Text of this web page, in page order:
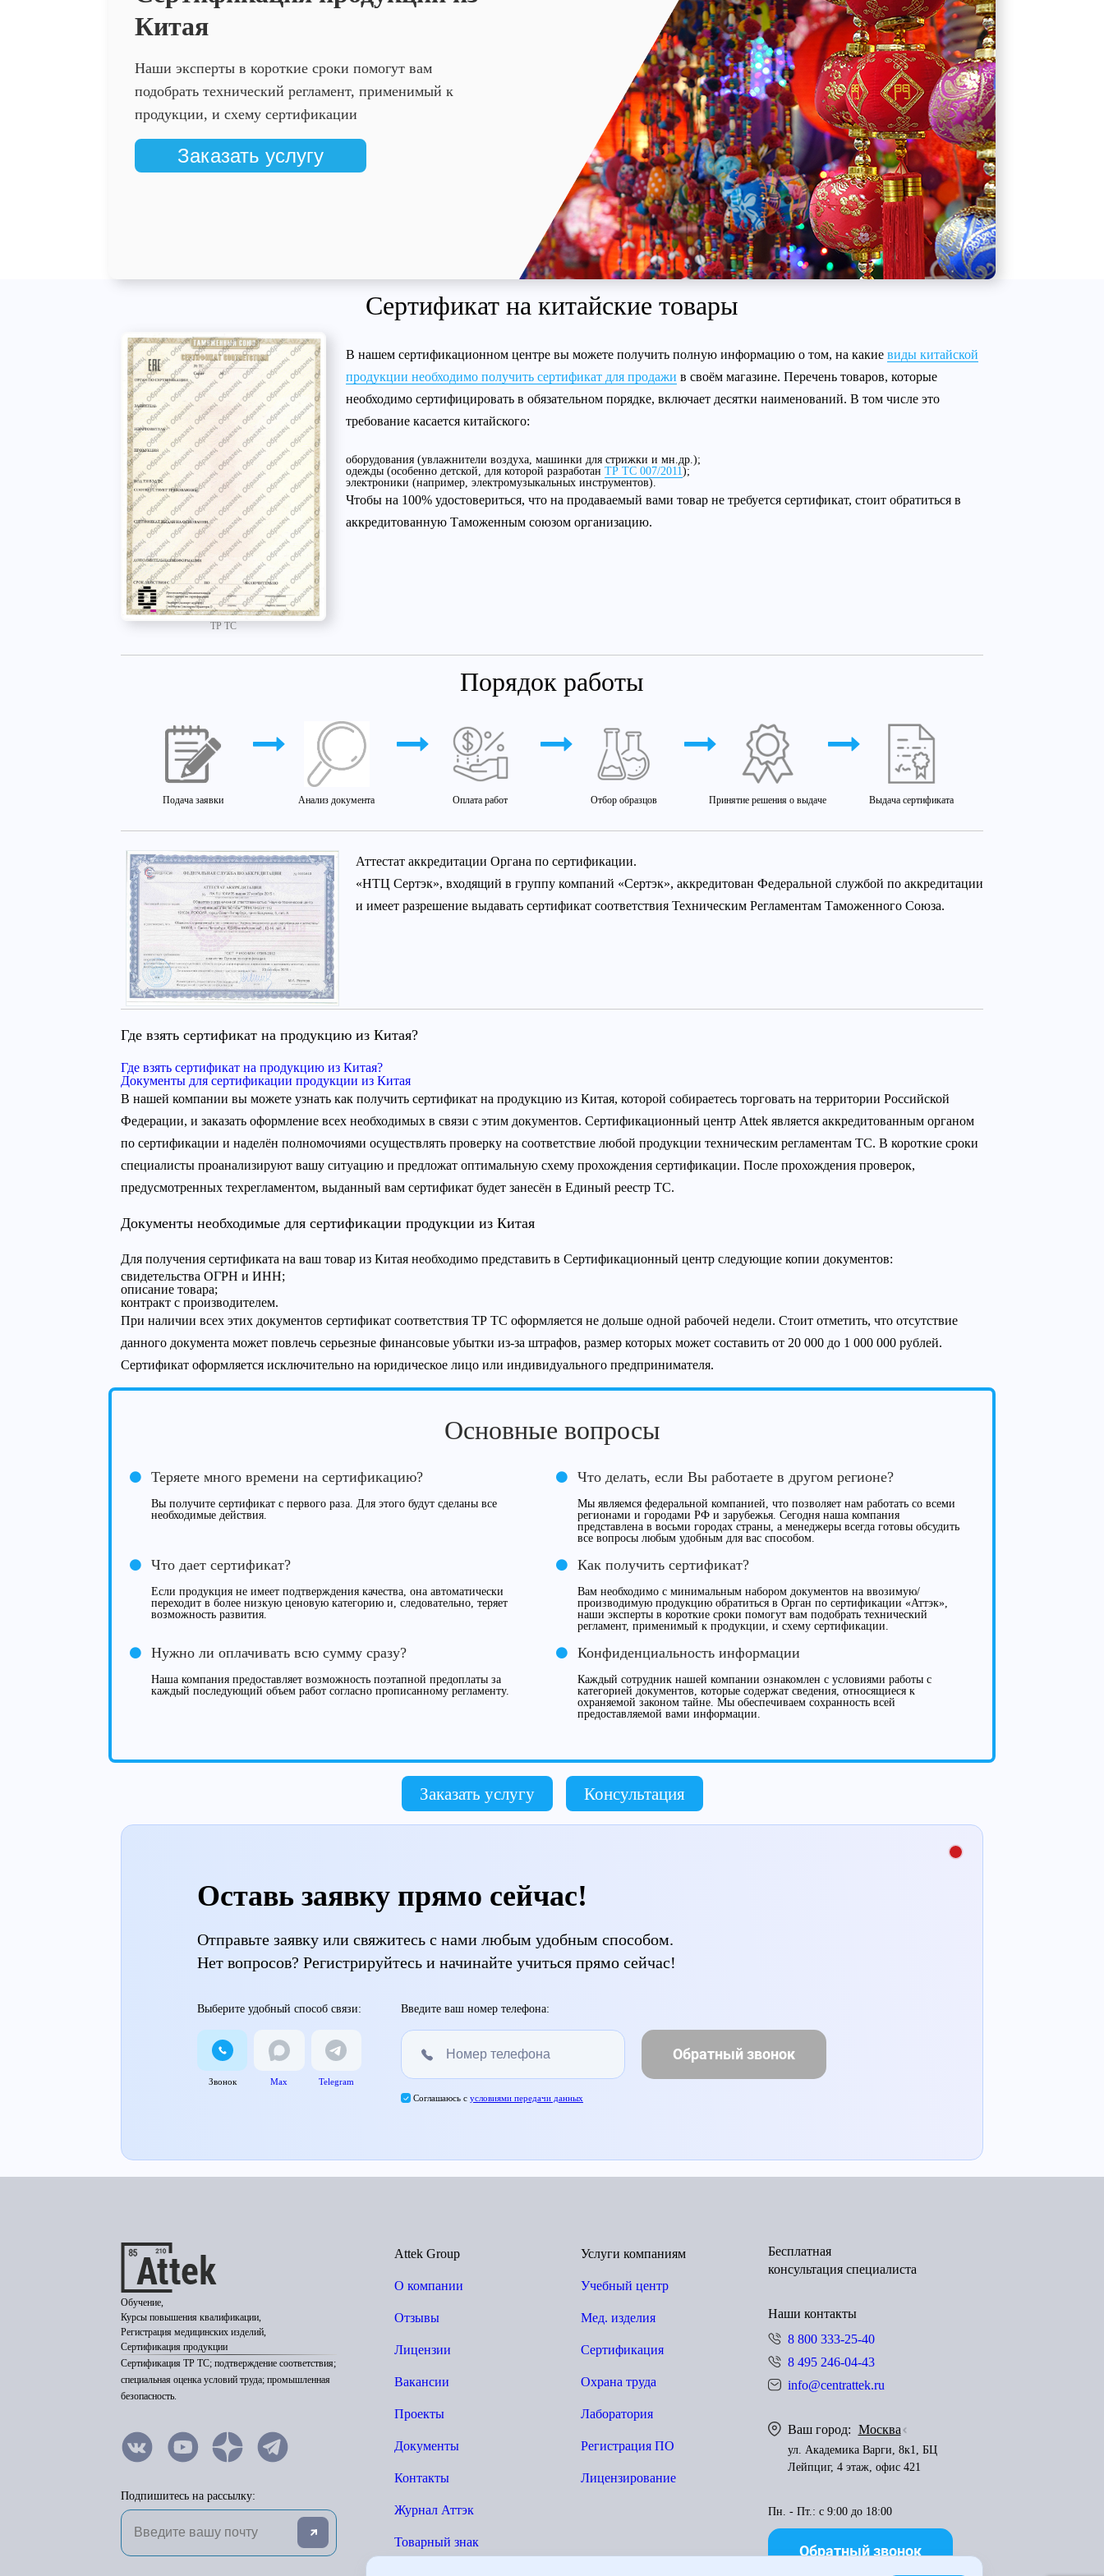
Китая
Наши эксперты в короткие сроки помогут вам
подобрать технический регламент, применимый к
продукции, и схему сертификации
Заказать услугу
Сертификат на китайские товары
ТР ТС
В нашем сертификационном центре вы можете получить полную информацию о том, на какие виды китайской
продукции необходимо получить сертификат для продажи в своём магазине. Перечень товаров, которые
необходимо сертифицировать в обязательном порядке, включает десятки наименований. В том числе это
требование касается китайского:
оборудования (увлажнители воздуха, машинки для стрижки и мн.др.);
одежды (особенно детской, для которой разработан ТР ТС 007/2011);
электроники (например, электромузыкальных инструментов).
Чтобы на 100% удостовериться, что на продаваемый вами товар не требуется сертификат, стоит обратиться в
аккредитованную Таможенным союзом организацию.
Порядок работы
Подача заявки Анализ документа Оплата работ Отбор образцов Принятие решения о выдаче Выдача сертификата
Аттестат аккредитации Органа по сертификации.
«НТЦ Сертэк», входящий в группу компаний «Сертэк», аккредитован Федеральной службой по аккредитации
и имеет разрешение выдавать сертификат соответствия Техническим Регламентам Таможенного Союза.
Где взять сертификат на продукцию из Китая?
Где взять сертификат на продукцию из Китая?
Документы для сертификации продукции из Китая
В нашей компании вы можете узнать как получить сертификат на продукцию из Китая, которой собираетесь торговать на территории Российской
Федерации, и заказать оформление всех необходимых в связи с этим документов. Сертификационный центр Attek является аккредитованным органом
по сертификации и наделён полномочиями осуществлять проверку на соответствие любой продукции техническим регламентам ТС. В короткие сроки
специалисты проанализируют вашу ситуацию и предложат оптимальную схему прохождения сертификации. После прохождения проверок,
предусмотренных техрегламентом, выданный вам сертификат будет занесён в Единый реестр ТС.
Документы необходимые для сертификации продукции из Китая
Для получения сертификата на ваш товар из Китая необходимо представить в Сертификационный центр следующие копии документов:
свидетельства ОГРН и ИНН;
описание товара;
контракт с производителем.
При наличии всех этих документов сертификат соответствия ТР ТС оформляется не дольше одной рабочей недели. Стоит отметить, что отсутствие
данного документа может повлечь серьезные финансовые убытки из-за штрафов, размер которых может составить от 20 000 до 1 000 000 рублей.
Сертификат оформляется исключительно на юридическое лицо или индивидуального предпринимателя.
Основные вопросы
Теряете много времени на сертификацию?
Вы получите сертификат с первого раза. Для этого будут сделаны все
необходимые действия.
Что делать, если Вы работаете в другом регионе?
Мы являемся федеральной компанией, что позволяет нам работать со всеми
регионами и городами РФ и зарубежья. Сегодня наша компания
представлена в восьми городах страны, а менеджеры всегда готовы обсудить
все вопросы любым удобным для вас способом.
Что дает сертификат?
Если продукция не имеет подтверждения качества, она автоматически
переходит в более низкую ценовую категорию и, следовательно, теряет
возможность развития.
Как получить сертификат?
Вам необходимо с минимальным набором документов на ввозимую/
производимую продукцию обратиться в Орган по сертификации «Аттэк»,
наши эксперты в короткие сроки помогут вам подобрать технический
регламент, применимый к продукции, и схему сертификации.
Нужно ли оплачивать всю сумму сразу?
Наша компания предоставляет возможность поэтапной предоплаты за
каждый последующий объем работ согласно прописанному регламенту.
Конфиденциальность информации
Каждый сотрудник нашей компании ознакомлен с условиями работы с
категорией документов, которые содержат сведения, относящиеся к
охраняемой законом тайне. Мы обеспечиваем сохранность всей
предоставляемой вами информации.
Заказать услугу Консультация
Оставь заявку прямо сейчас!
Отправьте заявку или свяжитесь с нами любым удобным способом.
Нет вопросов? Регистрируйтесь и начинайте учиться прямо сейчас!
Выберите удобный способ связи:
Звонок Max Telegram
Введите ваш номер телефона:
Обратный звонок
Соглашаюсь с условиями передачи данных
Обучение,
Курсы повышения квалификации,
Регистрация медицинских изделий,
Сертификация продукции
Сертификация ТР ТС; подтверждение соответствия;
специальная оценка условий труда; промышленная
безопасность.
Подпишитесь на рассылку:
Attek Group
О компании
Отзывы
Лицензии
Вакансии
Проекты
Документы
Контакты
Журнал Аттэк
Товарный знак
Услуги компаниям
Учебный центр
Мед. изделия
Сертификация
Охрана труда
Лаборатория
Регистрация ПО
Лицензирование
Бесплатная
консультация специалиста
Наши контакты
8 800 333-25-40
8 495 246-04-43
info@centrattek.ru
Ваш город: Москва
ул. Академика Варги, 8к1, БЦ
Лейпциг, 4 этаж, офис 421
Пн. - Пт.: с 9:00 до 18:00
Обратный звонок